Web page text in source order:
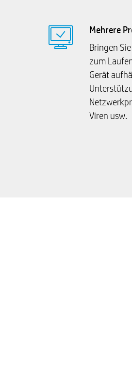
Mehrere
Bringen
zum
Gerät
Viren usw.